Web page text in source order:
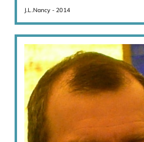
J.L.Nancy - 2014